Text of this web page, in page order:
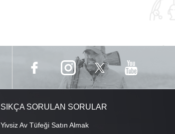
SIKÇA SORULAN SORULAR
Yivsiz Av Tüfeği Satın Almak